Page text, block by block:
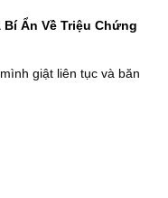
Bí Ẩn Về Triệu Chứng
giật liên tục và băn